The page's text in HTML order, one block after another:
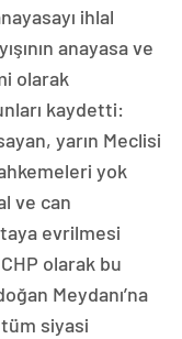
ihlal
anayasa ve
olarak
kaydetti:
yarın Meclisi
yok
ve can
evrilmesi
olarak bu
Meydanı’na
tüm siyasi